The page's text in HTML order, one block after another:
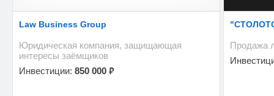
Law Business Group
Юридическая компания, защищающая
интересы заёмщиков
Инвестиции: 850 000 ₽
Продажа